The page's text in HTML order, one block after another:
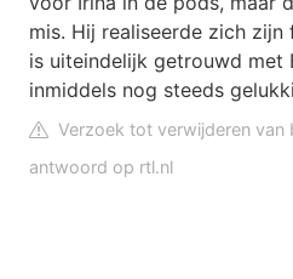
mis. Hij realiseerde zich
is uiteindelijk getrouwd met
inmiddels nog steeds
Verzoek tot verwijderen van
antwoord op rtl.nl